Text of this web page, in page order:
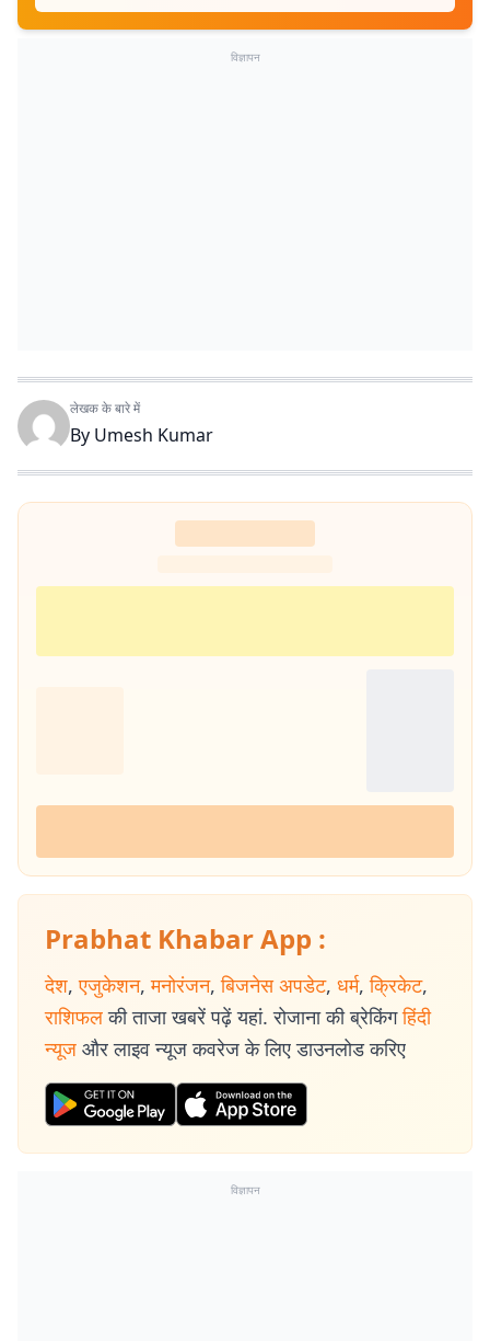
विज्ञापन
लेखक के बारे में
By Umesh Kumar
Prabhat Khabar App :
देश, एजुकेशन, मनोरंजन, बिजनेस अपडेट, धर्म, क्रिकेट,
राशिफल की ताजा खबरें पढ़ें यहां. रोजाना की ब्रेकिंग हिंदी
न्यूज और लाइव न्यूज कवरेज के लिए डाउनलोड करिए
विज्ञापन